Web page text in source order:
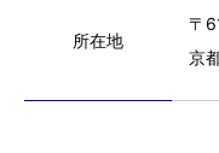
所在地
〒
京